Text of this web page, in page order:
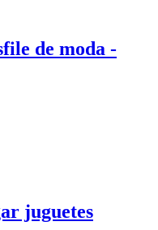
de moda -
juguetes